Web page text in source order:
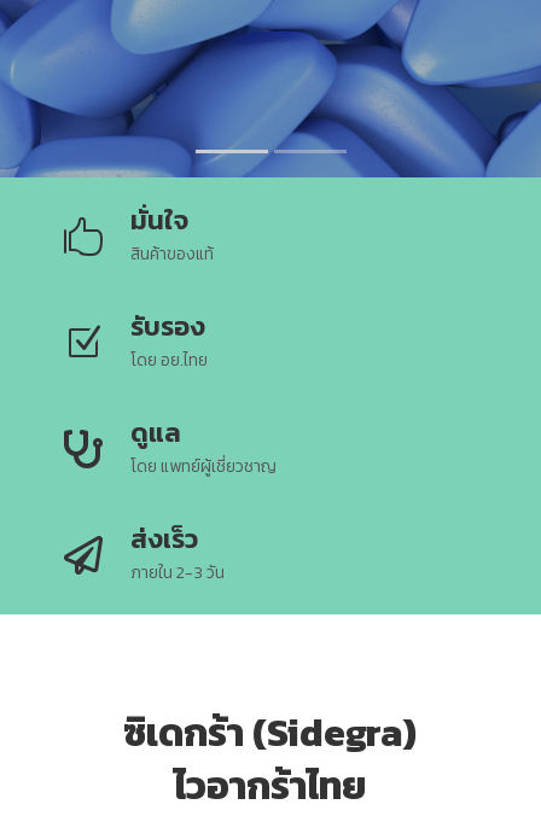
 มั่นใจ
สินค้าของแท้
Z รับรอง
โดย อย.ไทย
 ดูแล
โดย แพทย์ผู้เชี่ยวชาญ
 ส่งเร็ว
ภายใน 2-3 วัน
ซิเดกร้า (Sidegra)
ไวอากร้าไทย